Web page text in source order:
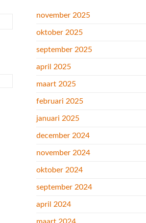
november 2025
oktober 2025
september 2025
april 2025
maart 2025
februari 2025
januari 2025
december 2024
november 2024
oktober 2024
september 2024
april 2024